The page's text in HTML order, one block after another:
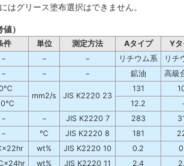
はグリース塗布選択はできません。
）
件 単位 測定方法 Aタイプ
Y
− − − リチウム系
リチ
− − − 鉱油
高級
mm2/s
JIS K2220 23
131
12.2
− − JIS K2220 7 283
− ℃ JIS K2220 8 181
wt% JIS K2220 10 0.2
wt% JIS K2220 11 2.4